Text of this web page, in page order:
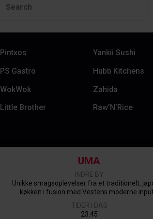
Pintxos
Yankii Sushi
PS Gastro
Hubb Kitchens
WokWok
Zahida
Little Brother Raw’N’Rice
UMA
INDRE BY
Unikke smagsoplevelser fra et traditionelt,
køkken i fusion med Vestens moderne
TIDER I DAG
23.45